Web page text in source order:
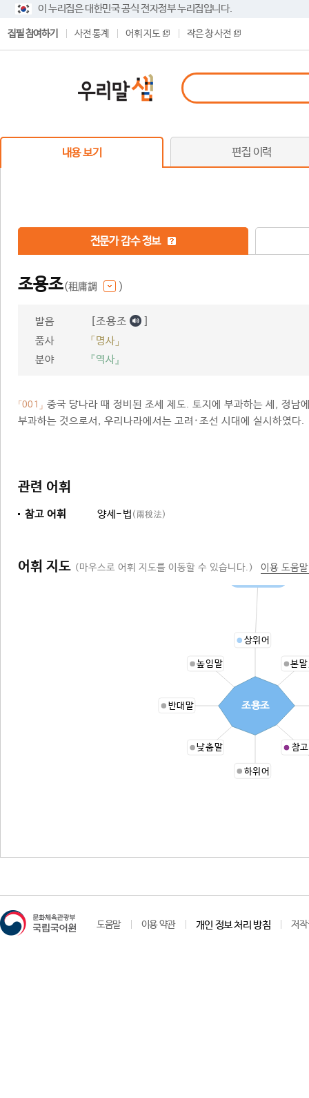
이 누리집은 대한민국 공식 전자정부 누리집입니다.
집필 참여하기 사전 통계 어휘 지도 작은 창 사전
내용 보기 편집 이력
전문가 감수 정보
조용조(租庸調 )
발음 [조용조 ]
품사
「명사」
분야
『역사』
「001」 중국 당나라 때 정비된 조세 제도. 토지에 부과하는 세, 정남
부과하는 것으로서, 우리나라에서는 고려·조선 시대에 실시하였다.
관련 어휘
참고 어휘 양세-법 (兩稅法)
어휘 지도 (마우스로 어휘 지도를 이동할 수 있습니다.) 이용 도움
상위어
본
참
하위어
낮춤말
반대말
높임말
조용조
도움말 이용 약관 개인 정보 처리 방침 저